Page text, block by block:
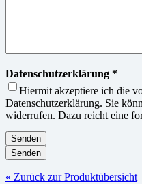
Datenschutzerklärung *
Hiermit akzeptiere ich die
Datenschutzerklärung. Sie
widerrufen. Dazu reicht eine
« Zurück zur Produktübersicht